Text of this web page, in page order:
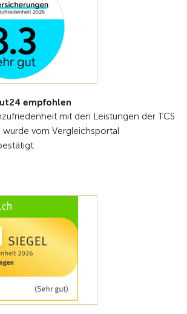
empfohlen
mit den Leistungen der TCS
wurde vom Vergleichsportal